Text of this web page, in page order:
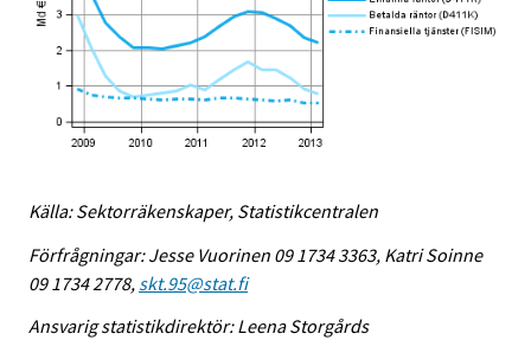
Källa: Sektorräkenskaper, Statistikcentralen
Förfrågningar: Jesse Vuorinen 09 1734 3363, Katri Soinne
09 1734 2778, skt.95@stat.fi
Ansvarig statistikdirektör: Leena Storgårds